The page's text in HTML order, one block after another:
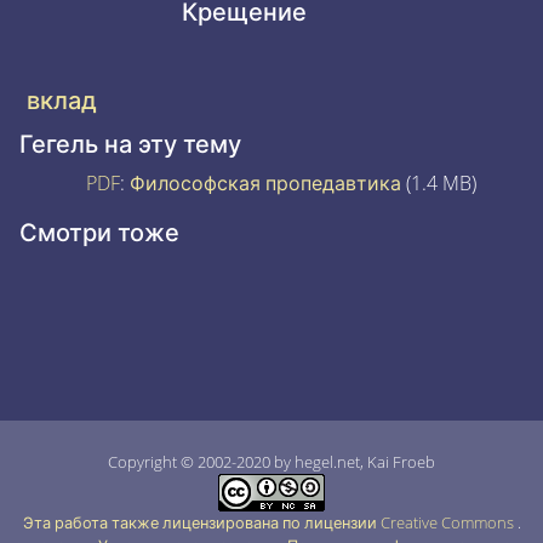
Крещение
вклад
Гегель на эту тему
PDF: Философская пропедавтика (1.4 MB)
Смотри тоже
Copyright © 2002-2020 by hegel.net, Kai Froeb
Эта работа также лицензирована по лицензии Creative Commons .